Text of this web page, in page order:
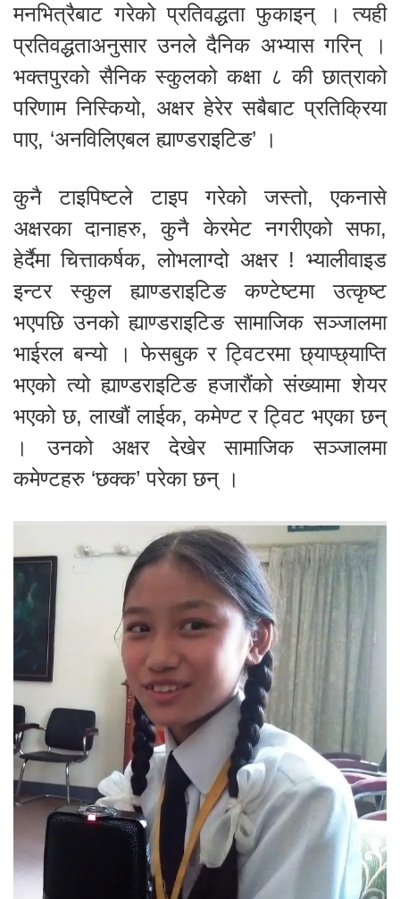
मनभित्रैबाट गरेको प्रतिवद्धता फुकाइन् । त्यही
प्रतिवद्धताअनुसार उनले दैनिक अभ्यास गरिन् ।
भक्तपुरको सैनिक स्कुलको कक्षा ८ की छात्राको
परिणाम निस्कियो, अक्षर हेरेर सबैबाट प्रतिक्रिया
पाए, ‘अनविलिएबल ह्याण्डराइटिङ’ ।
कुनै टाइपिष्टले टाइप गरेको जस्तो, एकनासे
अक्षरका दानाहरु, कुनै केरमेट नगरीएको सफा,
हेर्दैमा चित्ताकर्षक, लोभलाग्दो अक्षर ! भ्यालीवाइड
इन्टर स्कुल ह्याण्डराइटिङ कण्टेष्टमा उत्कृष्ट
भएपछि उनको ह्याण्डराइटिङ सामाजिक सञ्जालमा
भाईरल बन्यो । फेसबुक र ट्विटरमा छ्याप्छ्याप्ति
भएको त्यो ह्याण्डराइटिङ हजारौंको संख्यामा शेयर
भएको छ, लाखौं लाईक, कमेण्ट र ट्विट भएका छन्
। उनको अक्षर देखेर सामाजिक सञ्जालमा
कमेण्टहरु ‘छक्क’ परेका छन् ।